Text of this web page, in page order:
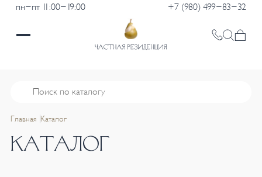
пн-пт 11:00-19:00 +7 (980) 499-83-32
Главная Каталог
КАТАЛОГ